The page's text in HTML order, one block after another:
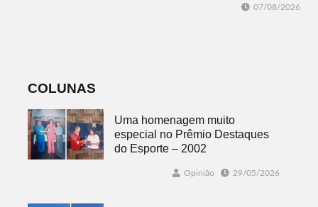
07/08/2026
COLUNAS
Uma homenagem muito
especial no Prêmio Destaques
do Esporte – 2002
Opinião 29/05/2026